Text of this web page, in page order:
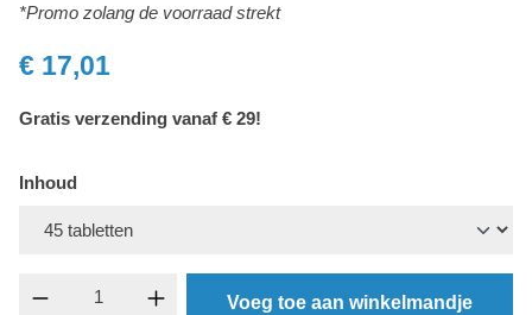
*Promo zolang de voorraad strekt
€ 17,01
Gratis verzending vanaf € 29!
Inhoud
component.product.quantitySelect.legend
Voeg toe aan winkelmandje